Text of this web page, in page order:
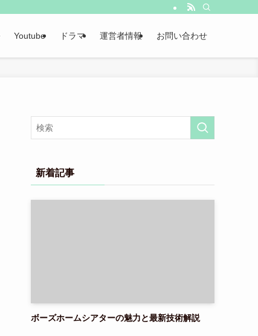
Youtube ドラマ 運営者情報 お問い合わせ
新着記事
ボーズホームシアターの魅力と最新技術解説